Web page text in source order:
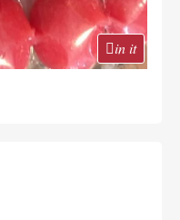
in it